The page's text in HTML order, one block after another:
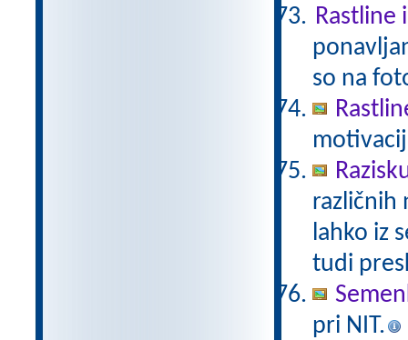
Rastline
so na
različnih
lahko iz
tudi
pri NIT.